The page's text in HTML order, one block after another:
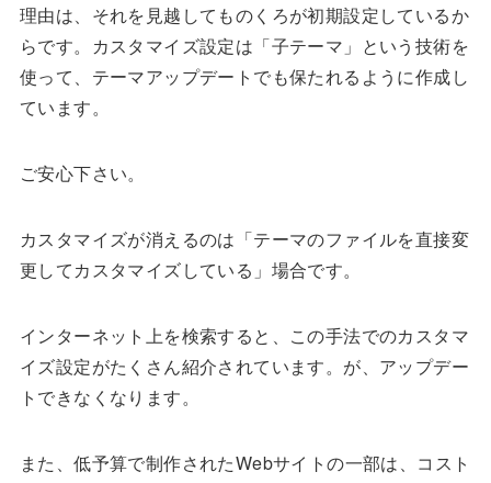
理由は、それを見越してものくろが初期設定しているか
らです。カスタマイズ設定は「子テーマ」という技術を
使って、テーマアップデートでも保たれるように作成し
ています。
ご安心下さい。
カスタマイズが消えるのは「テーマのファイルを直接変
更してカスタマイズしている」場合です。
インターネット上を検索すると、この手法でのカスタマ
イズ設定がたくさん紹介されています。が、アップデー
トできなくなります。
また、低予算で制作されたWebサイトの一部は、コスト